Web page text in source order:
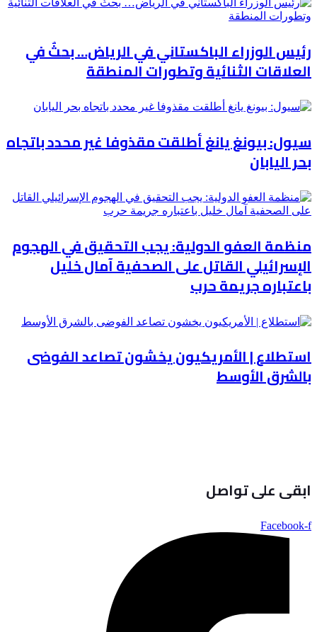
رئيس الوزراء الباكستاني في الرياض… بحثٌ في
العلاقات الثنائية وتطورات المنطقة
سيول: بيونغ يانغ أطلقت مقذوفا غير محدد باتجاه
بحر اليابان
منظمة العفو الدولية: يجب التحقيق في الهجوم
الإسرائيلي القاتل على الصحفية آمال خليل
باعتباره جريمة حرب
استطلاع | الأمريكيون يخشون تصاعد الفوضى
بالشرق الأوسط
ابقى على تواصل
Facebook-f